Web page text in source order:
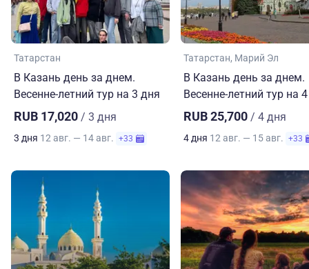
Татарстан
В Казань день за днем.
Весенне-летний тур на 3 дня
RUB 17,020 / 3 дня
3 дня 12 авг. — 14 авг. +33
Татарстан Марий Эл
В Казань день за днем.
Весенне-летний тур на
RUB 25,700 / 4 дня
4 дня 12 авг. — 15 авг. +33